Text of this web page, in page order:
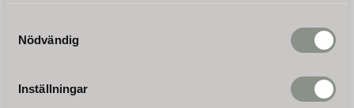
Nödvändig
Inställningar
kompaktlastare och
garanterar ett säkert och
17 900
Nm kan denna konklyv klyva
ved utan ansträngning och
med minimal belastning.
20 september 2026